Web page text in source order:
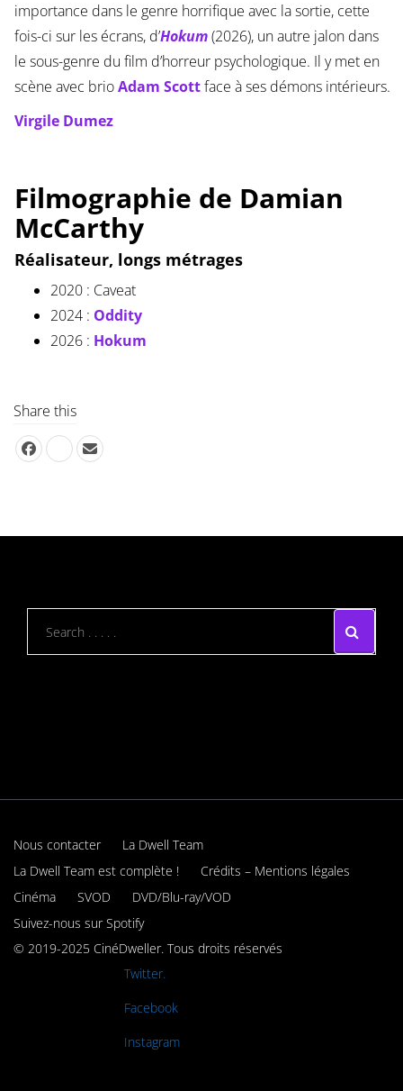
importance dans le genre horrifique avec la sortie, cette
fois-ci sur les écrans, d’Hokum(2026), un autre jalon dans
le sous-genre du film d’horreur psychologique. Il y met en
scène avec brioAdam Scottface à ses démons intérieurs.
Virgile Dumez
Filmographie de Damian
McCarthy
Réalisateur, longs métrages
2020 : Caveat
2024 : Oddity
2026 : Hokum
Share this
Nous contacter
La Dwell Team
La Dwell Team est complète !
Crédits – Mentions légales
Cinéma
SVOD
DVD/Blu-ray/VOD
Suivez-nous sur Spotify
© 2019-2025 CinéDweller. Tous droits réservés
Twitter.
Facebook
Instagram